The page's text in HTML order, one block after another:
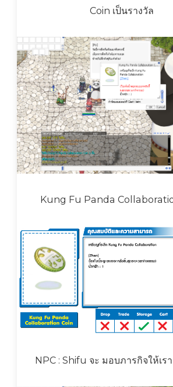
Coin เป็นรางวัล
Kung Fu Panda
NPC : Shifu จะ มอบภารกิจให้เร